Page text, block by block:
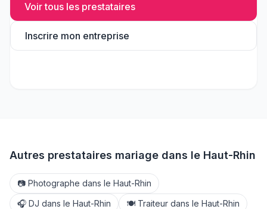
Voir tous les prestataires
Inscrire mon entreprise
Autres prestataires mariage dans le Haut-Rhin
📷 Photographe dans le Haut-Rhin
🎧 DJ dans le Haut-Rhin 🍽️ Traiteur dans le Haut-Rhin